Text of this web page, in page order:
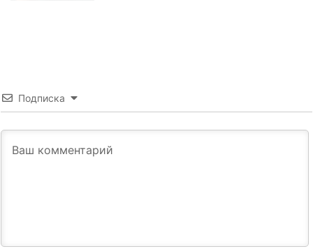
Подписка